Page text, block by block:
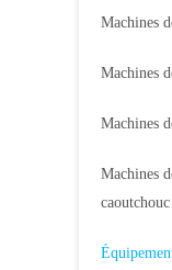
Machines
Machines
Machines
Machines
caoutchouc